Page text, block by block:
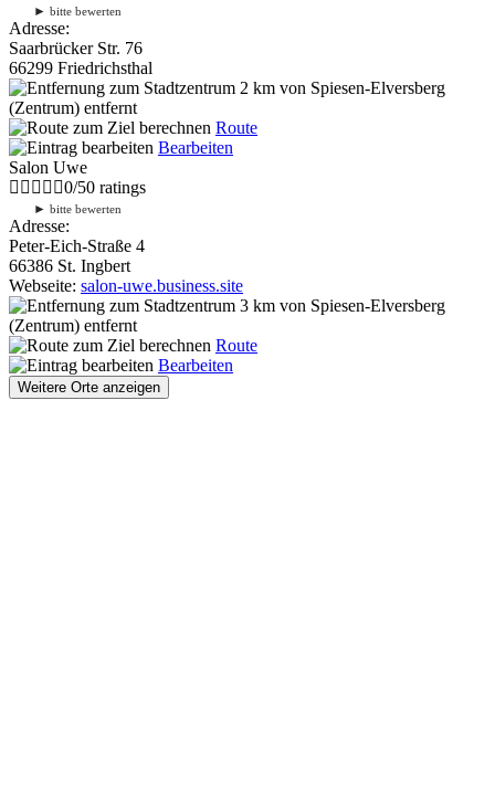
► bitte bewerten
Adresse:
Saarbrücker Str. 76
66299 Friedrichsthal
2 km von Spiesen-Elversberg
(Zentrum) entfernt
Route
Bearbeiten
Salon Uwe
0/50 ratings
► bitte bewerten
Adresse:
Peter-Eich-Straße 4
66386 St. Ingbert
Webseite: salon-uwe.business.site
3 km von Spiesen-Elversberg
(Zentrum) entfernt
Route
Bearbeiten
Weitere Orte anzeigen